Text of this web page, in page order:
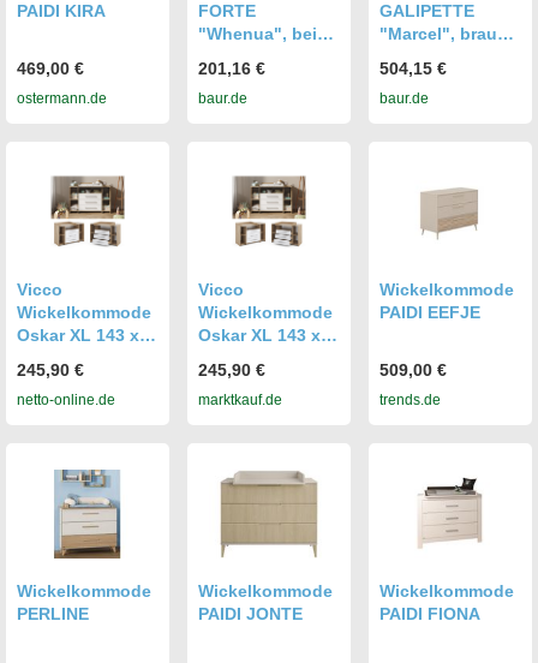
PAIDI KIRA
469,00 €
ostermann.de
FORTE
"Whenua", beige
salbei, mauvelle
eiche), B:89,8cm
Holzwerkstoff,
Wickelkommode
Wickelkommode,
erhöhter Rand, 2
farbig, Stauraum
offen Fächer etc.
201,16 €
baur.de
GALIPETTE
"Marcel", braun
eiche blond),
B:95cm H:91cm
Wickelkommode,
Komplette
504,15 €
baur.de
Vicco
Wickelkommode
Oskar XL 143 x
Weiß, inklusive
Wickelauflage
245,90 €
netto-online.de
Vicco
Wickelkommode
Oskar XL 143 x
Weiß, inklusive
Wickelauflage
245,90 €
marktkauf.de
Wickelkommode
PAIDI EEFJE
509,00 €
trends.de
Wickelkommode
PERLINE
Wickelkommode
PAIDI JONTE
Wickelkommode
PAIDI FIONA